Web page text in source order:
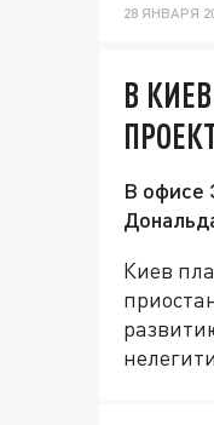
28 ЯНВАРЯ
В
В офисе
Киев